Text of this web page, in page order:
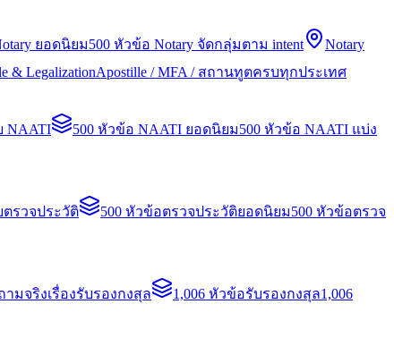
ยอดนิยม500 หัวข้อ Notary จัดกลุ่มตาม intent
Notary
& LegalizationApostille / MFA / สถานทูตครบทุกประเทศ
NAATI 500 หัวข้อ NAATI ยอดนิยม500 หัวข้อ NAATI แบ่ง
ตรวจประวัติ 500 หัวข้อตรวจประวัติยอดนิยม500 หัวข้อตรวจ
ามจริงเรื่องรับรองกงสุล 1,006 หัวข้อรับรองกงสุล1,006